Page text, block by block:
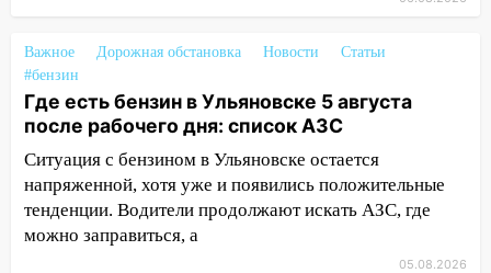
11:30
Кабмин РФ разрешил до 1 июля
2027 года импорт, выпуск и обращение
бензина Евро 2, Евро 3, Евро 4
11:12 Соцсети: на Рябикова автомобиль
врезался в забор
10:27 Где есть бензин в Ульяновске
днем 6 августа: список АЗС
Важное Дорожная обстановка Новости
Статьи
#бензин
Где есть бензин в Ульяновске 5 августа
после рабочего дня: список АЗС
Ситуация с бензином в Ульяновске остается
напряженной, хотя уже и появились положительные
тенденции. Водители продолжают искать АЗС, где
можно заправиться, а
05.08.2026